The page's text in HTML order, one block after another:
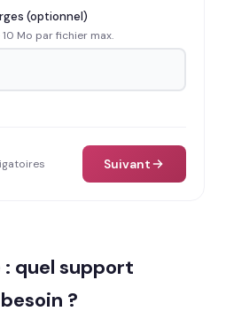
(optionnel)
10 Mo par fichier max.
Suivant
: quel support
?